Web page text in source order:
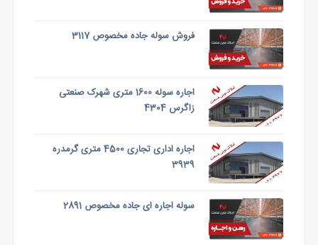
فروش سوله جاده مخصوص 3117
اجاره سوله 1600 متری شهرک صنعتی
زاگرس 4304
اجاره اداری تجاری 4500 متری گرمدره
3939
سوله اجاره ای جاده مخصوص 2891